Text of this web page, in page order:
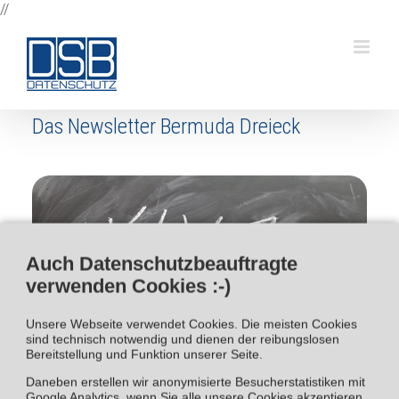
Auch Datenschutzbeauftragte
verwenden Cookies :-)
Unsere Webseite verwendet Cookies. Die meisten Cookies
sind technisch notwendig und dienen der reibungslosen
Bereitstellung und Funktion unserer Seite.
Daneben erstellen wir anonymisierte Besucherstatistiken mit
//Zum
springen
Das Newsletter Bermuda Dreieck